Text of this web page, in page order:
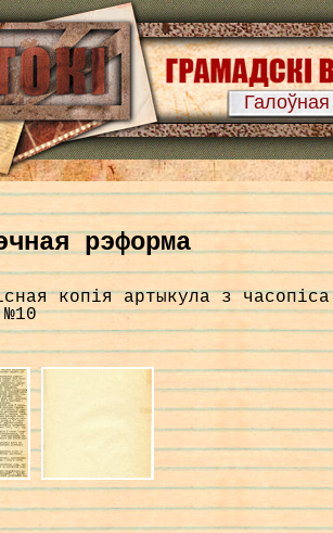
Галоўная
рэформа
копія артыкула з